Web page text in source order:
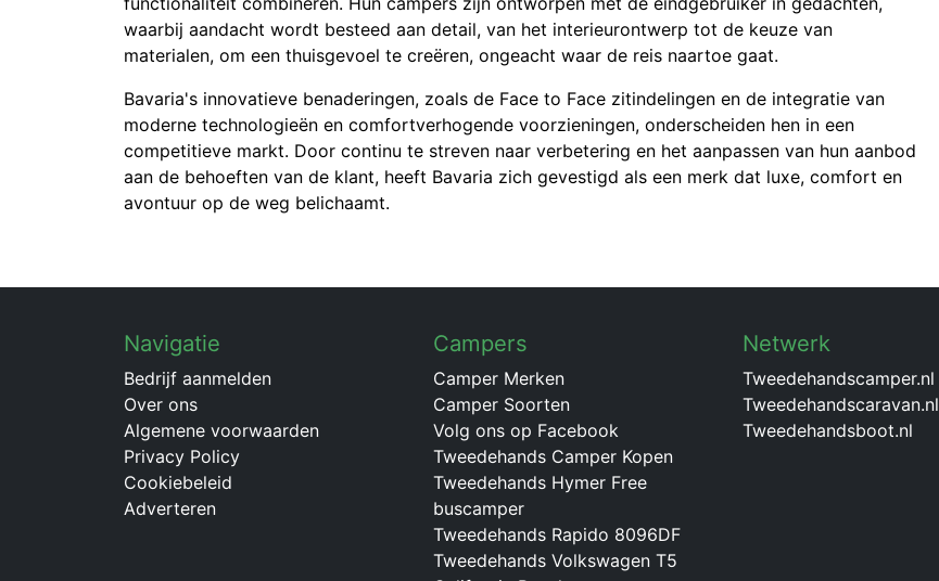
waarbij aandacht wordt besteed aan detail, van het interieurontwerp tot de keuze van
materialen, om een thuisgevoel te creëren, ongeacht waar de reis naartoe gaat.
Bavaria's innovatieve benaderingen, zoals de Face to Face zitindelingen en de integratie van
moderne technologieën en comfortverhogende voorzieningen, onderscheiden hen in een
competitieve markt. Door continu te streven naar verbetering en het aanpassen van hun aanbod
aan de behoeften van de klant, heeft Bavaria zich gevestigd als een merk dat luxe, comfort en
avontuur op de weg belichaamt.
Navigatie
Bedrijf aanmelden
Over ons
Algemene voorwaarden
Privacy Policy
Cookiebeleid
Adverteren
Campers
Camper Merken
Camper Soorten
Volg ons op Facebook
Tweedehands Camper Kopen
Tweedehands Hymer Free
buscamper
Tweedehands Rapido 8096DF
Tweedehands Volkswagen T5
Netwerk
Tweedehandscamper.nl
Tweedehandscaravan.nl
Tweedehandsboot.nl